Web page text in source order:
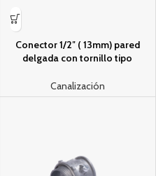
Conector 1/2″ ( 13mm) pared
delgada con tornillo tipo
verde galvanizado
Canalización